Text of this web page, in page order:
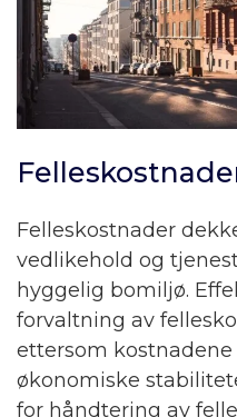
Felleskostnader
vedlikehold og
hyggelig bomiljø.
forvaltning av
ettersom
økonomiske
for håndtering av